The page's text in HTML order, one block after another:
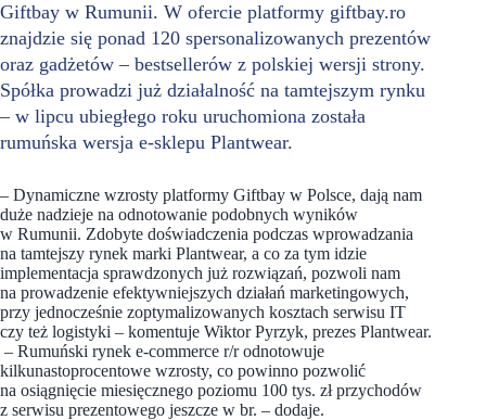
Giftbay w Rumunii. W ofercie platformy giftbay.ro
znajdzie się ponad 120 spersonalizowanych prezentów
oraz gadżetów – bestsellerów z polskiej wersji strony.
Spółka prowadzi już działalność na tamtejszym rynku
– w lipcu ubiegłego roku uruchomiona została
rumuńska wersja e-sklepu Plantwear.
– Dynamiczne wzrosty platformy Giftbay w Polsce, dają nam
duże nadzieje na odnotowanie podobnych wyników
w Rumunii. Zdobyte doświadczenia podczas wprowadzania
na tamtejszy rynek marki Plantwear, a co za tym idzie
implementacja sprawdzonych już rozwiązań, pozwoli nam
na prowadzenie efektywniejszych działań marketingowych,
przy jednocześnie zoptymalizowanych kosztach serwisu IT
czy też logistyki – komentuje Wiktor Pyrzyk, prezes Plantwear.
– Rumuński rynek e-commerce r/r odnotowuje
kilkunastoprocentowe wzrosty, co powinno pozwolić
na osiągnięcie miesięcznego poziomu 100 tys. zł przychodów
z serwisu prezentowego jeszcze w br. – dodaje.